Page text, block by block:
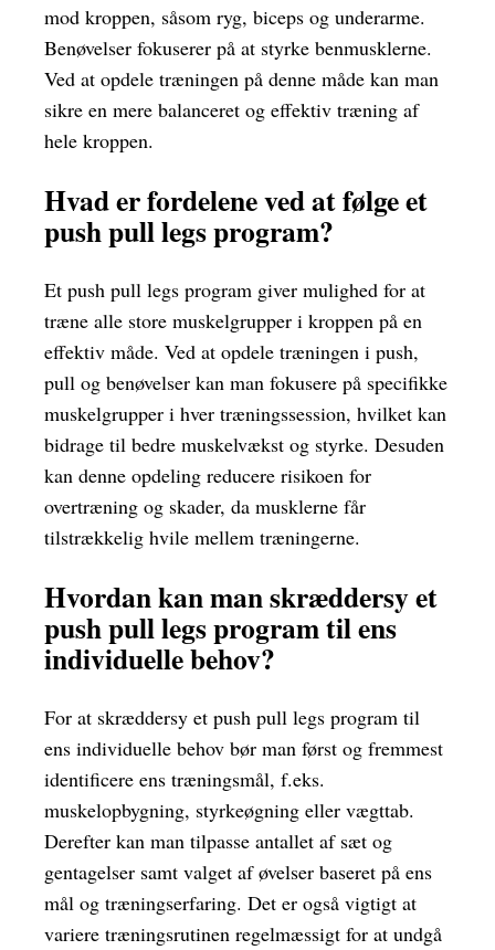
mod kroppen, såsom ryg, biceps og underarme.
Benøvelser fokuserer på at styrke benmusklerne.
Ved at opdele træningen på denne måde kan man
sikre en mere balanceret og effektiv træning af
hele kroppen.
Hvad er fordelene ved at følge et
push pull legs program?
Et push pull legs program giver mulighed for at
træne alle store muskelgrupper i kroppen på en
effektiv måde. Ved at opdele træningen i push,
pull og benøvelser kan man fokusere på specifikke
muskelgrupper i hver træningssession, hvilket kan
bidrage til bedre muskelvækst og styrke. Desuden
kan denne opdeling reducere risikoen for
overtræning og skader, da musklerne får
tilstrækkelig hvile mellem træningerne.
Hvordan kan man skræddersy et
push pull legs program til ens
individuelle behov?
For at skræddersy et push pull legs program til
ens individuelle behov bør man først og fremmest
identificere ens træningsmål, f.eks.
muskelopbygning, styrkeøgning eller vægttab.
Derefter kan man tilpasse antallet af sæt og
gentagelser samt valget af øvelser baseret på ens
mål og træningserfaring. Det er også vigtigt at
variere træningsrutinen regelmæssigt for at undgå